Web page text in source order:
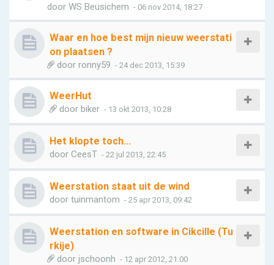
door WS Beusichem - 06 nov 2014, 18:27
Waar en hoe best mijn nieuw weerstati
on plaatsen ?
door ronny59 - 24 dec 2013, 15:39
WeerHut
door biker - 13 okt 2013, 10:28
Het klopte toch...
door CeesT - 22 jul 2013, 22:45
Weerstation staat uit de wind
door tuinmantom - 25 apr 2013, 09:42
Weerstation en software in Cikcille (Tu
rkije)
door jschoonh - 12 apr 2012, 21:00